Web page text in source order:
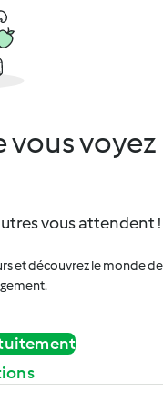
vous voyez
vous attendent !
et découvrez le monde de